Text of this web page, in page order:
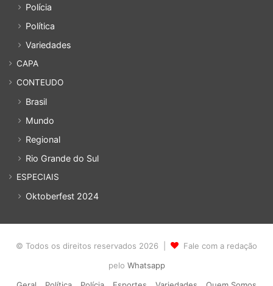
Polícia
Política
Variedades
CAPA
CONTEUDO
Brasil
Mundo
Regional
Rio Grande do Sul
ESPECIAIS
Oktoberfest 2024
© Todos os direitos reservados 2026 |
Fale com a redação
pelo Whatsapp